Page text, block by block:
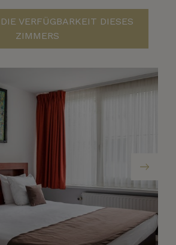
VERFÜGBARKEIT DIESES
ZIMMERS